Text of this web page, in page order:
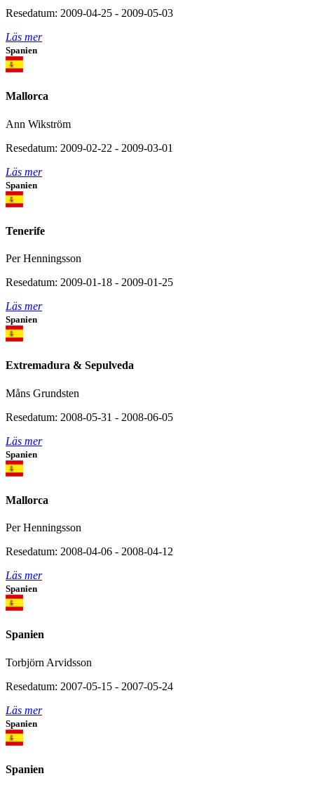
Resedatum: 2009-04-25 - 2009-05-03
Läs mer
Spanien
Mallorca
Ann Wikström
Resedatum: 2009-02-22 - 2009-03-01
Läs mer
Spanien
Tenerife
Per Henningsson
Resedatum: 2009-01-18 - 2009-01-25
Läs mer
Spanien
Extremadura & Sepulveda
Måns Grundsten
Resedatum: 2008-05-31 - 2008-06-05
Läs mer
Spanien
Mallorca
Per Henningsson
Resedatum: 2008-04-06 - 2008-04-12
Läs mer
Spanien
Spanien
Torbjörn Arvidsson
Resedatum: 2007-05-15 - 2007-05-24
Läs mer
Spanien
Spanien